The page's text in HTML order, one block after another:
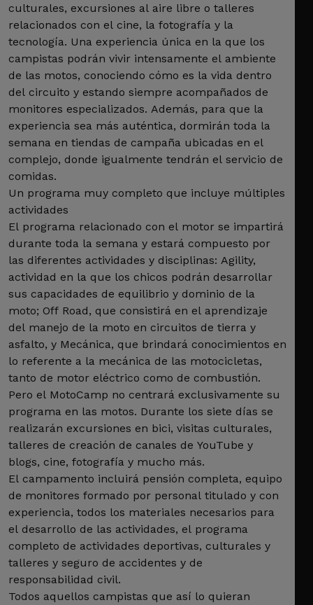
culturales, excursiones al aire libre o talleres
relacionados con el cine, la fotografía y la
tecnología. Una experiencia única en la que los
campistas podrán vivir intensamente el ambiente
de las motos, conociendo cómo es la vida dentro
del circuito y estando siempre acompañados de
monitores especializados. Además, para que la
experiencia sea más auténtica, dormirán toda la
semana en tiendas de campaña ubicadas en el
complejo, donde igualmente tendrán el servicio de
comidas.
Un programa muy completo que incluye múltiples
actividades
El programa relacionado con el motor se impartirá
durante toda la semana y estará compuesto por
las diferentes actividades y disciplinas: Agility,
actividad en la que los chicos podrán desarrollar
sus capacidades de equilibrio y dominio de la
moto; Off Road, que consistirá en el aprendizaje
del manejo de la moto en circuitos de tierra y
asfalto, y Mecánica, que brindará conocimientos en
lo referente a la mecánica de las motocicletas,
tanto de motor eléctrico como de combustión.
Pero el MotoCamp no centrará exclusivamente su
programa en las motos. Durante los siete días se
realizarán excursiones en bici, visitas culturales,
talleres de creación de canales de YouTube y
blogs, cine, fotografía y mucho más.
El campamento incluirá pensión completa, equipo
de monitores formado por personal titulado y con
experiencia, todos los materiales necesarios para
el desarrollo de las actividades, el programa
completo de actividades deportivas, culturales y
talleres y seguro de accidentes y de
responsabilidad civil.
Todos aquellos campistas que así lo quieran